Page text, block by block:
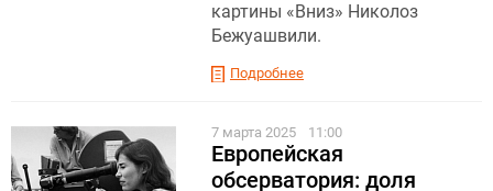
картины «Вниз» Николоз
Бежуашвили.
Подробнее
7 марта 2025 11:00
Европейская
обсерватория: доля